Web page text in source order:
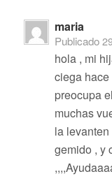
maria
Publicado
hola , mi
ciega
preocupa
muchas
la
gemido , y